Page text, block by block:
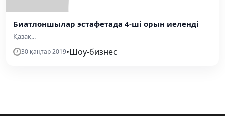
Биатлоншылар эстафетада 4-ші орын иеленді
Қазақ...
30 қаңтар 2019•Шоу-бизнес